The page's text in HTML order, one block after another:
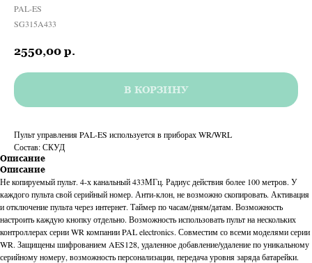
PAL-ES
SG315A433
2550,00 р.
В КОРЗИНУ
Пульт управления PAL-ES используется в приборах WR/WRL
Состав: СКУД
Описание
Описание
Не копируемый пульт. 4-х канальный 433МГц. Радиус действия более 100 метров. У
каждого пульта свой серийный номер. Анти-клон, не возможно скопировать. Активация
и отключение пульта через интернет. Таймер по часам/дням/датам. Возможность
настроить каждую кнопку отдельно. Возможность использовать пульт на нескольких
контроллерах серии WR компании PAL electronics. Совместим со всеми моделями серии
WR. Защищены шифрованием AES128, удаленное добавление/удаление по уникальному
серийному номеру, возможность персонализации, передача уровня заряда батарейки.